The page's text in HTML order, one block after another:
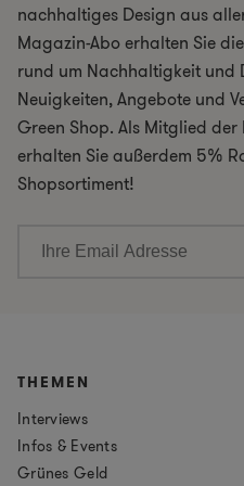
nachhaltiges Design aus
Magazin-Abo erhalten Sie
rund um Nachhaltigkeit und
Neuigkeiten, Angebote und
Green Shop. Als Mitglied
erhalten Sie außerdem 5%
Shopsortiment!
THEMEN
Interviews
Infos & Events
Grünes Geld